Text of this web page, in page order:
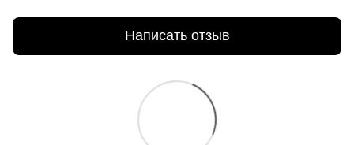
Написать отзыв